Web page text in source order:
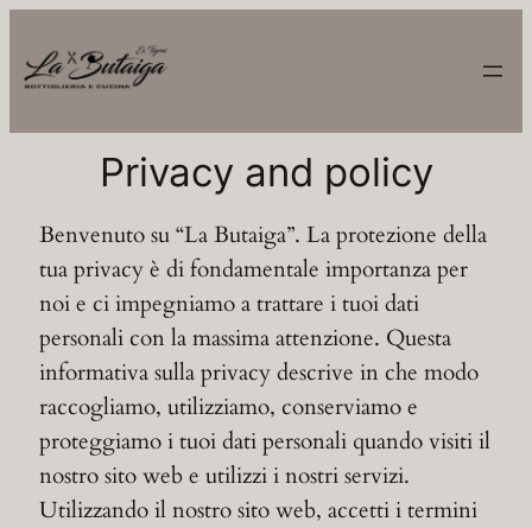
contenuto
Privacy and policy
Benvenuto su “La Butaiga”. La protezione della
tua privacy è di fondamentale importanza per
noi e ci impegniamo a trattare i tuoi dati
personali con la massima attenzione. Questa
informativa sulla privacy descrive in che modo
raccogliamo, utilizziamo, conserviamo e
proteggiamo i tuoi dati personali quando visiti il
nostro sito web e utilizzi i nostri servizi.
Utilizzando il nostro sito web, accetti i termini